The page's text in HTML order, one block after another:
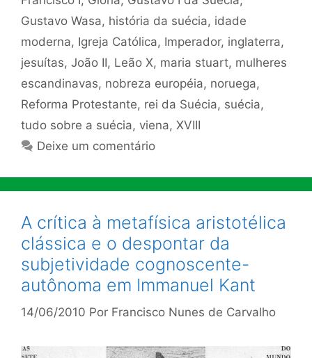
Gustavo Wasa, história da suécia, idade
moderna, Igreja Católica, Imperador, inglaterra,
jesuítas, João II, Leão X, maria stuart, mulheres
escandinavas, nobreza européia, noruega,
Reforma Protestante, rei da Suécia, suécia,
tudo sobre a suécia, viena, XVIII
Deixe um comentário
A crítica à metafísica aristotélica
clássica e o despontar da
subjetividade cognoscente-
autônoma em Immanuel Kant
14/06/2010 Por Francisco Nunes de Carvalho